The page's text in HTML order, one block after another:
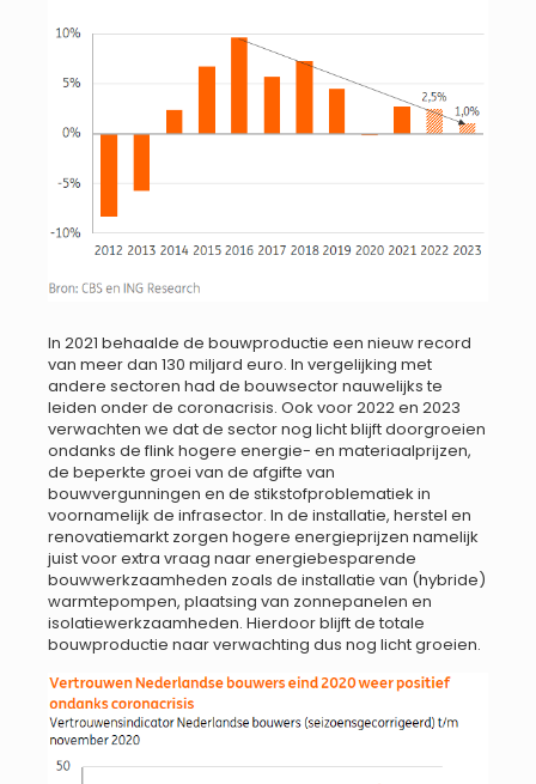
In 2021 behaalde de bouwproductie een nieuw record
van meer dan 130 miljard euro. In vergelijking met
andere sectoren had de bouwsector nauwelijks te
leiden onder de coronacrisis. Ook voor 2022 en 2023
verwachten we dat de sector nog licht blijft doorgroeien
ondanks de flink hogere energie- en materiaalprijzen,
de beperkte groei van de afgifte van
bouwvergunningen en de stikstofproblematiek in
voornamelijk de infrasector. In de installatie, herstel en
renovatiemarkt zorgen hogere energieprijzen namelijk
juist voor extra vraag naar energiebesparende
bouwwerkzaamheden zoals de installatie van (hybride)
warmtepompen, plaatsing van zonnepanelen en
isolatiewerkzaamheden. Hierdoor blijft de totale
bouwproductie naar verwachting dus nog licht groeien.